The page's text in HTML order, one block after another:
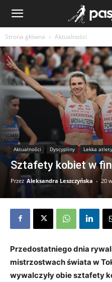
Strona główna Aktualności
Aktualności Dyscypliny Lekka
Sztafety kobiet w
Przez Aleksandra Leszczyńska - 20
Przedostatniego dnia
mistrzostwach świata w
wywalczyły obie sztafety